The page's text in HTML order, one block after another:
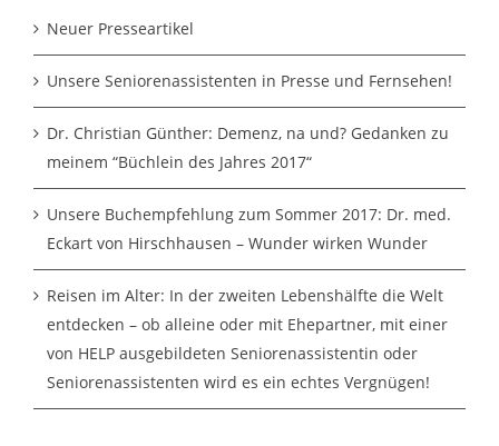
Neuer Presseartikel
Unsere Seniorenassistenten in Presse und Fernsehen!
Dr. Christian Günther: Demenz, na und? Gedanken zu
meinem “Büchlein des Jahres 2017“
Unsere Buchempfehlung zum Sommer 2017: Dr. med.
Eckart von Hirschhausen – Wunder wirken Wunder
Reisen im Alter: In der zweiten Lebenshälfte die Welt
entdecken – ob alleine oder mit Ehepartner, mit einer
von HELP ausgebildeten Seniorenassistentin oder
Seniorenassistenten wird es ein echtes Vergnügen!